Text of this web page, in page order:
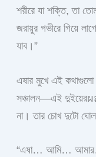
শরীরে যা শক্তি, তা
জরায়ুর গভীরে গিয়ে
যাব।”
এষার মুখে এই কথাগুলো
সঞ্চালন—এই দুইয়ের
না। তার চোখ দুটো
“এষা… আমি…